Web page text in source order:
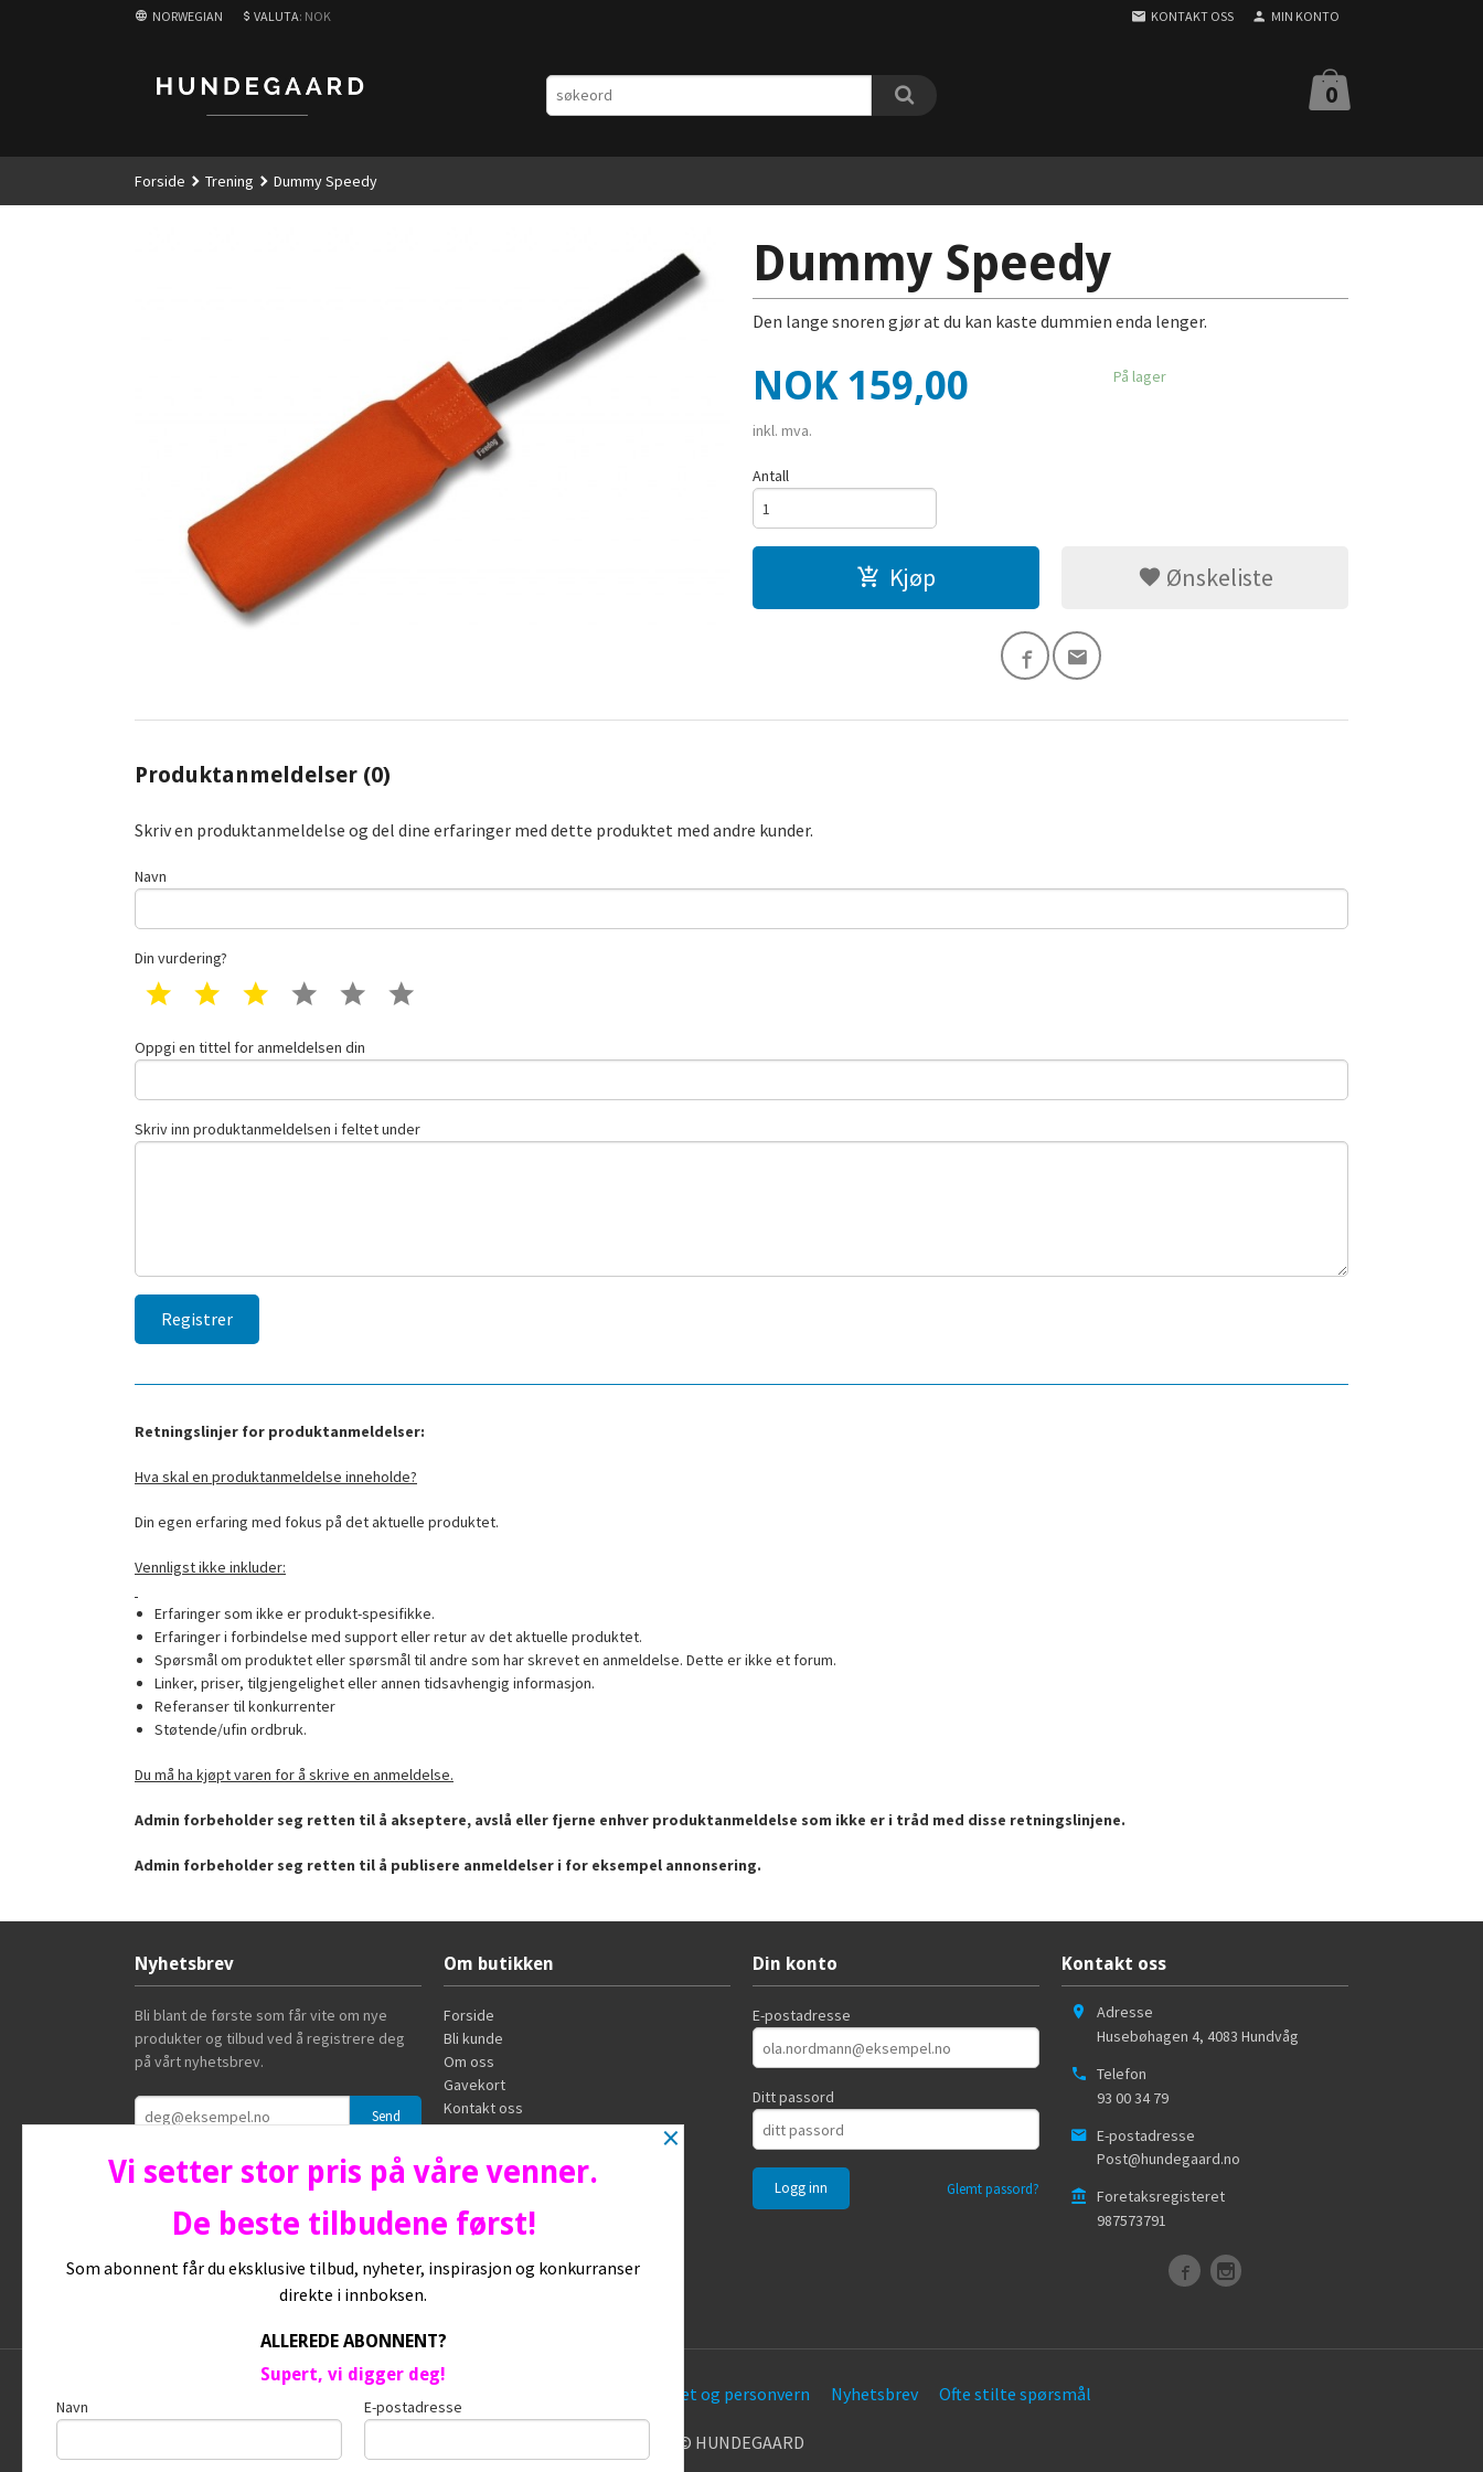
NORWEGIAN VALUTA: NOK KONTAKT OSS MIN KONTO
0
Forside Trening Dummy Speedy
Dummy Speedy
Den lange snoren gjør at du kan kaste dummien enda lenger.
Pris
NOK 159,00
inkl. mva.
På lager
Antall
Kjøp Ønskeliste
Produktanmeldelser (0)
Skriv en produktanmeldelse og del dine erfaringer med dette produktet med andre kunder.
Navn
Din vurdering?
1 star 2 star 3 star 4 star 5 star
Oppgi en tittel for anmeldelsen din
Skriv inn produktanmeldelsen i feltet under
Retningslinjer for produktanmeldelser:
Hva skal en produktanmeldelse inneholde?
Din egen erfaring med fokus på det aktuelle produktet.
Vennligst ikke inkluder:
Erfaringer som ikke er produkt-spesifikke.
Erfaringer i forbindelse med support eller retur av det aktuelle produktet.
Spørsmål om produktet eller spørsmål til andre som har skrevet en anmeldelse. Dette er ikke et forum.
Linker, priser, tilgjengelighet eller annen tidsavhengig informasjon.
Referanser til konkurrenter
Støtende/ufin ordbruk.
Du må ha kjøpt varen for å skrive en anmeldelse.
Admin forbeholder seg retten til å akseptere, avslå eller fjerne enhver produktanmeldelse som ikke er i tråd med disse retningslinjene.
Admin forbeholder seg retten til å publisere anmeldelser i for eksempel annonsering.
Nyhetsbrev
Bli blant de første som får vite om nye
produkter og tilbud ved å registrere deg
på vårt nyhetsbrev.
Om butikken
Forside
Bli kunde
Om oss
Gavekort
Kontakt oss
Din konto
E-postadresse
Ditt passord
Glemt passord?
Kontakt oss
Adresse
Husebøhagen 4, 4083 Hundvåg
Telefon
93 00 34 79
E-postadresse
Post@hundegaard.no
Foretaksregisteret
987573791
Sikkerhet og personvern Nyhetsbrev Ofte stilte spørsmål
© HUNDEGAARD
×
Vi setter stor pris på våre venner.
De beste tilbudene først!
Som abonnent får du eksklusive tilbud, nyheter, inspirasjon og konkurranser
direkte i innboksen.
ALLEREDE ABONNENT?
Supert, vi digger deg!
Navn E-postadresse